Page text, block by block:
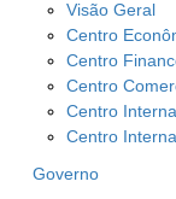
Visão Geral
Centro
Centro
Centro
Centro
Centro
Governo